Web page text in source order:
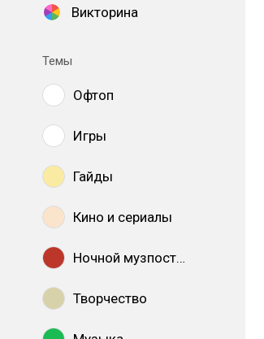
Викторина
Темы
Офтоп
Игры
Гайды
Кино и сериалы
Ночной музпостинг
Творчество